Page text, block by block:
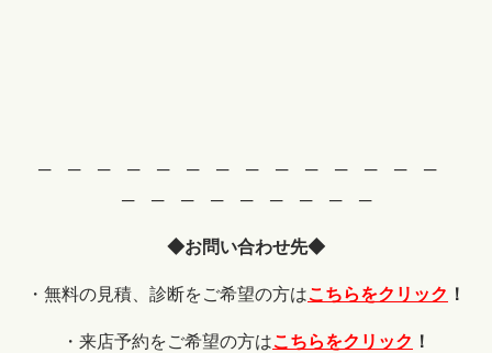
─ ─ ─ ─ ─ ─ ─ ─ ─ ─ ─ ─ ─ ─
─ ─ ─ ─ ─ ─ ─ ─ ─
◆お問い合わせ先◆
・無料の見積、診断をご希望の方はこちらをクリック ！
・来店予約をご希望の方はこちらをクリック ！